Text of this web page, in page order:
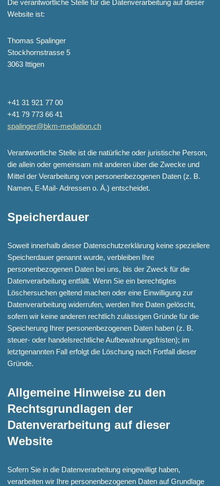
Die verantwortliche Stelle für die Datenverarbeitung auf dieser
Website ist:
Thomas Spalinger
Stockhornstrasse 5
3063 Ittigen
+41 31 921 77 00
+41 79 773 66 41
spalinger@bkm-mediation.ch
Verantwortliche Stelle ist die natürliche oder juristische Person,
die allein oder gemeinsam mit anderen über die Zwecke und
Mittel der Verarbeitung von personenbezogenen Daten (z. B.
Namen, E-Mail- Adressen o. Ä.) entscheidet.
Speicherdauer
Soweit innerhalb dieser Datenschutzerklärung keine speziellere
Speicherdauer genannt wurde, verbleiben Ihre
personenbezogenen Daten bei uns, bis der Zweck für die
Datenverarbeitung entfällt. Wenn Sie ein berechtigtes
Löschersuchen geltend machen oder eine Einwilligung zur
Datenverarbeitung widerrufen, werden Ihre Daten gelöscht,
sofern wir keine anderen rechtlich zulässigen Gründe für die
Speicherung Ihrer personenbezogenen Daten haben (z. B.
steuer- oder handelsrechtliche Aufbewahrungsfristen); im
letztgenannten Fall erfolgt die Löschung nach Fortfall dieser
Gründe.
Allgemeine Hinweise zu den
Rechtsgrundlagen der
Datenverarbeitung auf dieser
Website
Sofern Sie in die Datenverarbeitung eingewilligt haben,
verarbeiten wir Ihre personenbezogenen Daten auf Grundlage